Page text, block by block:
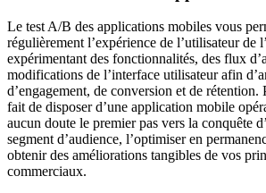
Le test A/B des applications mobiles vous
régulièrement l’expérience de l’utilisateur de
expérimentant des fonctionnalités, des flux
modifications de l’interface utilisateur afin
d’engagement, de conversion et de rétention.
fait de disposer d’une application mobile
aucun doute le premier pas vers la conquête
segment d’audience, l’optimiser en
obtenir des améliorations tangibles de vos
commerciaux.